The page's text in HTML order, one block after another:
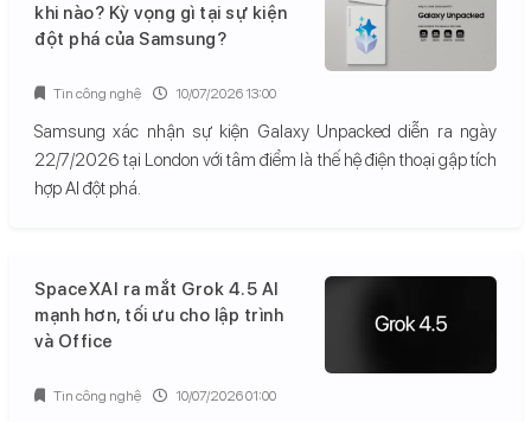
khi nào? Kỳ vọng gì tại sự kiện
đột phá của Samsung?
Samsung xác nhận sự kiện Galaxy Unpacked diễn ra ngày
22/7/2026 tại London với tâm điểm là thế hệ điện thoại gập tích
hợp AI đột phá.
Tin công nghệ 10/07/2026 13:00
SpaceXAI ra mắt Grok 4.5 AI
mạnh hơn, tối ưu cho lập trình
và Office
Tin công nghệ 10/07/2026 01:00